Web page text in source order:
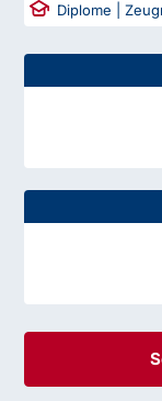
Diplome |